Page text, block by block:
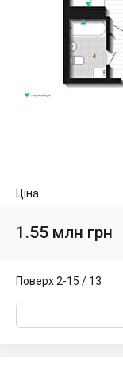
Ціна:
1.55 млн грн
Поверх 2-15 / 13